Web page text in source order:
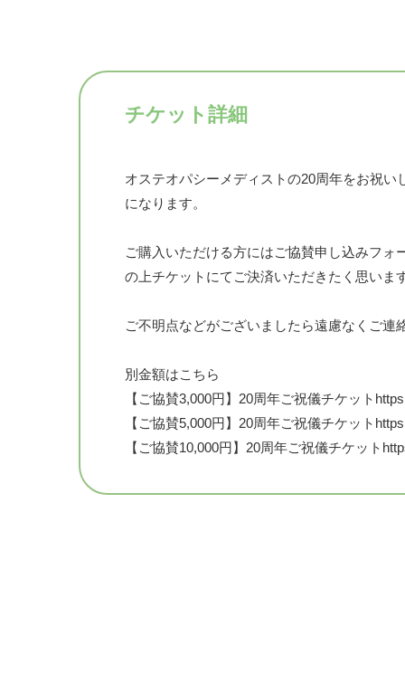
チケット詳細
オステオパシーメディストの20周年をお祝
になります。
ご購入いただける方にはご協賛申し込みフ
の上チケットにてご決済いただきたく思いま
ご不明点などがございましたら遠慮なくご連
別金額はこちら
【ご協賛3,000円】20周年ご祝儀チケット
【ご協賛5,000円】20周年ご祝儀チケット
【ご協賛10,000円】20周年ご祝儀チケット